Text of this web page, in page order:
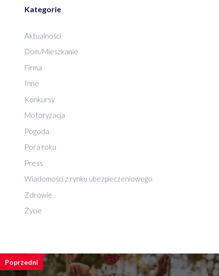
Kategorie
Aktualności
Dom/Mieszkanie
Firma
Inne
Konkursy
Motoryzacja
Pogoda
Pora roku
Press
Wiadomości z rynku ubezpieczeniowego
Zdrowie
Życie
Poprzedni